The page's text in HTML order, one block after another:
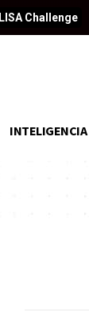
LISA Challenge
INTELIGENCIA